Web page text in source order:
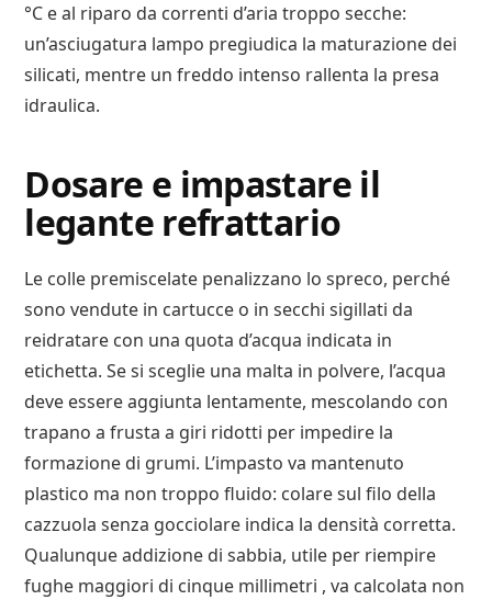
°C e al riparo da correnti d’aria troppo secche:
un’asciugatura lampo pregiudica la maturazione dei
silicati, mentre un freddo intenso rallenta la presa
idraulica.
Dosare e impastare il
legante refrattario
Le colle premiscelate penalizzano lo spreco, perché
sono vendute in cartucce o in secchi sigillati da
reidratare con una quota d’acqua indicata in
etichetta. Se si sceglie una malta in polvere, l’acqua
deve essere aggiunta lentamente, mescolando con
trapano a frusta a giri ridotti per impedire la
formazione di grumi. L’impasto va mantenuto
plastico ma non troppo fluido: colare sul filo della
cazzuola senza gocciolare indica la densità corretta.
Qualunque addizione di sabbia, utile per riempire
fughe maggiori di cinque millimetri , va calcolata non